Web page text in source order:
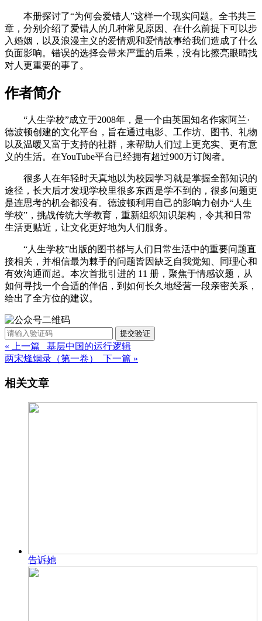
本册探讨了“为何会爱错人”这样一个现实问题。全书共三
章，分别介绍了爱错人的几种常见原因、在什么前提下可以步
入婚姻，以及浪漫主义的爱情观和爱情故事给我们造成了什么
负面影响。错误的选择会带来严重的后果，没有比擦亮眼睛找
对人更重要的事了。
作者简介
“人生学校”成立于2008年，是一个由英国知名作家阿兰·
德波顿创建的文化平台，旨在通过电影、工作坊、图书、礼物
以及温暖又富于支持的社群，来帮助人们过上更充实、更有意
义的生活。在YouTube平台已经拥有超过900万订阅者。
很多人在年轻时天真地以为校园学习就是掌握全部知识的
途径，长大后才发现学校里很多东西是学不到的，很多问题更
是连思考的机会都没有。德波顿利用自己的影响力创办“人生
学校”，挑战传统大学教育，重新组织知识架构，令其和日常
生活更贴近，让文化更好地为人们服务。
“人生学校”出版的图书都与人们日常生活中的重要问题直
接相关，并相信最为棘手的问题皆因缺乏自我觉知、同理心和
有效沟通而起。本次首批引进的 11 册，聚焦于情感议题，从
如何寻找一个合适的伴侣，到如何长久地经营一段亲密关系，
给出了全方位的建议。
提交验证
« 上一篇 基层中国的运行逻辑
两宋烽烟录（第一卷） 下一篇 »
相关文章
告诉她